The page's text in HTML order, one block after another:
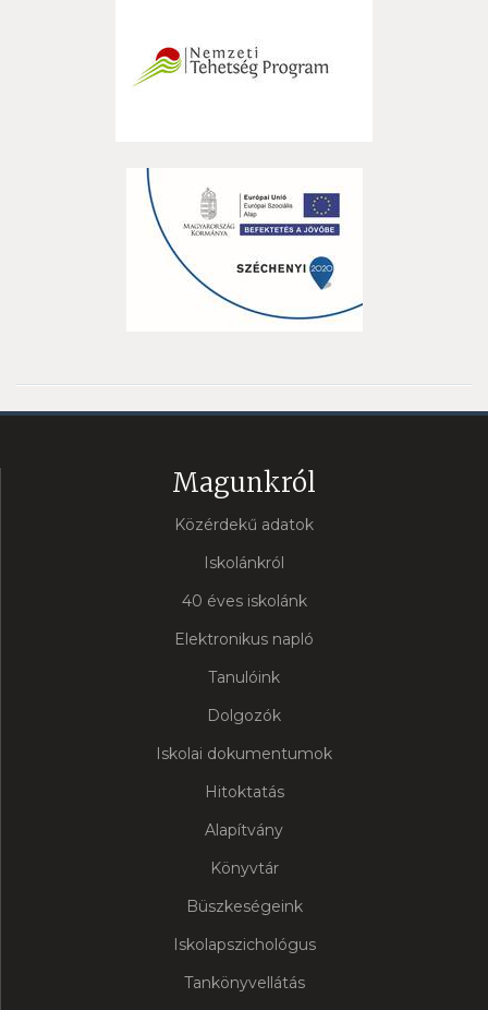
Magunkról
Közérdekű adatok
Iskolánkról
40 éves iskolánk
Elektronikus napló
Tanulóink
Dolgozók
Iskolai dokumentumok
Hitoktatás
Alapítvány
Könyvtár
Büszkeségeink
Iskolapszichológus
Tankönyvellátás